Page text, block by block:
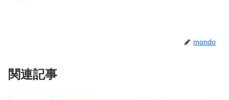
mondo
関連記事